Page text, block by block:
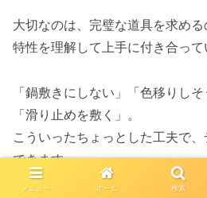
大切なのは、完璧な道具を求め
特性を理解して上手に付き合って
「鍋敷きにしない」「色移りし
「滑り止めを敷く」。
こういったちょっとした工夫で
できます。
メニュー ホーム 検索